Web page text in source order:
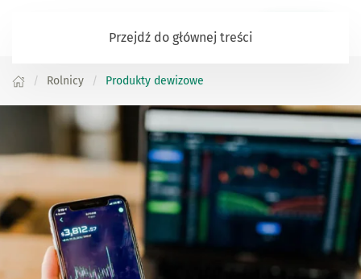
Przejdź do głównej treści
Rolnicy Produkty dewizowe